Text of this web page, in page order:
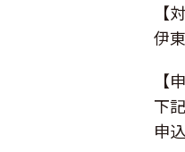
【
伊
【
下
申